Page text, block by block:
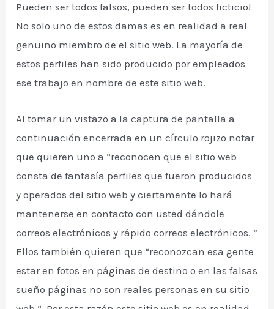
Pueden ser todos falsos, pueden ser todos ficticio!
No solo uno de estos damas es en realidad a real
genuino miembro de el sitio web. La mayoría de
estos perfiles han sido producido por empleados
ese trabajo en nombre de este sitio web.
Al tomar un vistazo a la captura de pantalla a
continuación encerrada en un círculo rojizo notar
que quieren uno a “reconocen que el sitio web
consta de fantasía perfiles que fueron producidos
y operados del sitio web y ciertamente lo hará
mantenerse en contacto con usted dándole
correos electrónicos y rápido correos electrónicos. ”
Ellos también quieren que “reconozcan esa gente
estar en fotos en páginas de destino o en las falsas
sueño páginas no son reales personas en su sitio